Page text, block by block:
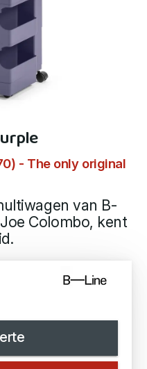
- The only original
van B-
Colombo, kent